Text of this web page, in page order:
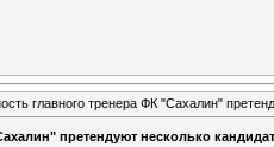
главного тренера ФК "Сахалин"
претендуют несколько